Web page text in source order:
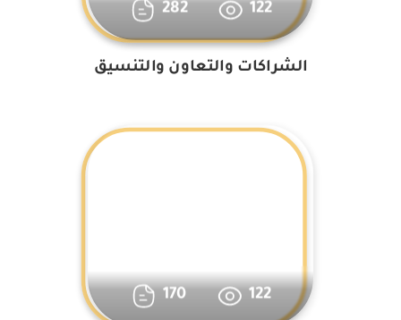
282 122
الشراكات والتعاون والتنسيق
170 122